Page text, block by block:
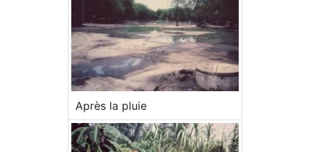
Après la pluie